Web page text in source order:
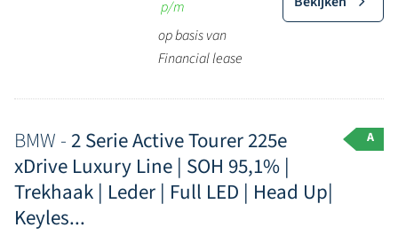
p/m
op basis van
Financial lease
BMW - 2 Serie Active Tourer 225e
xDrive Luxury Line | SOH 95,1% |
Trekhaak | Leder | Full LED | Head Up|
Keyles...
A